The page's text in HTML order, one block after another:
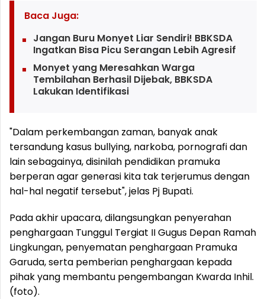
Baca Juga:
Jangan Buru Monyet Liar Sendiri! BBKSDA
Ingatkan Bisa Picu Serangan Lebih Agresif
Monyet yang Meresahkan Warga
Tembilahan Berhasil Dijebak, BBKSDA
Lakukan Identifikasi
"Dalam perkembangan zaman, banyak anak
tersandung kasus bullying, narkoba, pornografi dan
lain sebagainya, disinilah pendidikan pramuka
berperan agar generasi kita tak terjerumus dengan
hal-hal negatif tersebut", jelas Pj Bupati.
Pada akhir upacara, dilangsungkan penyerahan
penghargaan Tunggul Tergiat II Gugus Depan Ramah
Lingkungan, penyematan penghargaan Pramuka
Garuda, serta pemberian penghargaan kepada
pihak yang membantu pengembangan Kwarda Inhil.
(foto).